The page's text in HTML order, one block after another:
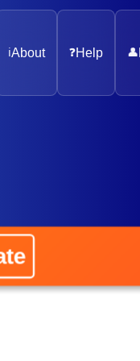
ℹ️About ❓Help 👤